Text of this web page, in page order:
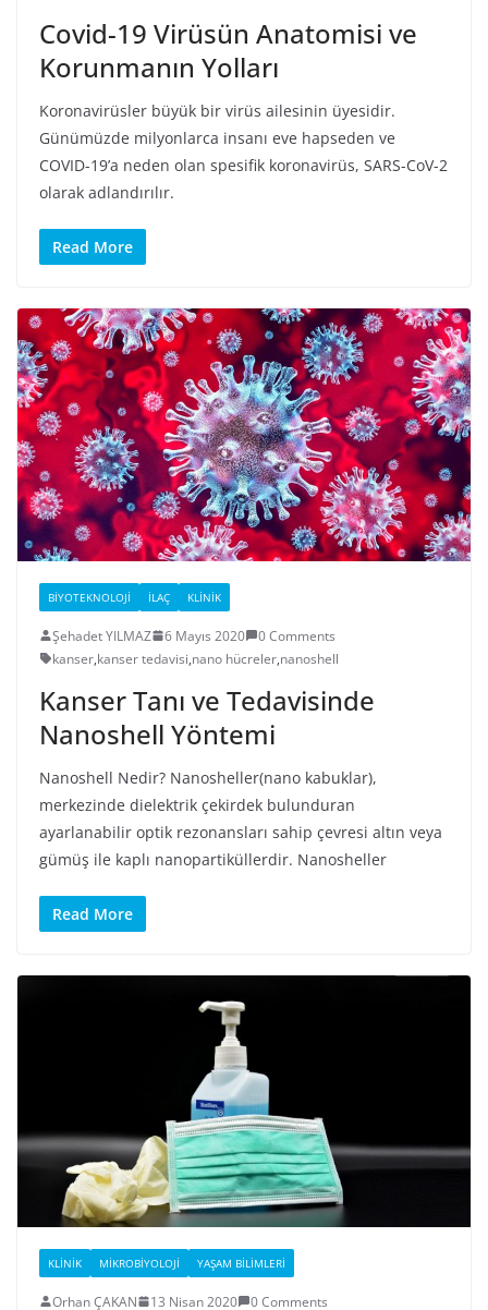
Covid-19 Virüsün Anatomisi ve
Korunmanın Yolları
Koronavirüsler büyük bir virüs ailesinin üyesidir.
Günümüzde milyonlarca insanı eve hapseden ve
COVID-19’a neden olan spesifik koronavirüs, SARS-CoV-2
olarak adlandırılır.
Read More
BIYOTEKNOLOJI İLAÇ KLINIK
Şehadet YILMAZ 6 Mayıs 2020
0 Comments
kanser,kanser tedavisi,nano hücreler,nanoshell
Kanser Tanı ve Tedavisinde
Nanoshell Yöntemi
Nanoshell Nedir? Nanosheller(nano kabuklar),
merkezinde dielektrik çekirdek bulunduran
ayarlanabilir optik rezonansları sahip çevresi altın veya
gümüş ile kaplı nanopartiküllerdir. Nanosheller
Read More
KLINIK MIKROBIYOLOJI YAŞAM BILIMLERI
Orhan ÇAKAN 13 Nisan 2020 0 Comments